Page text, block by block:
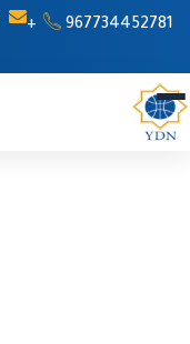
967734452781+